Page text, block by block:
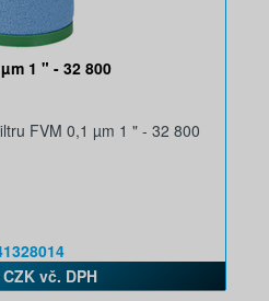
1 " - 32 800
FVM 0,1 µm 1 " - 32 800
vč. DPH